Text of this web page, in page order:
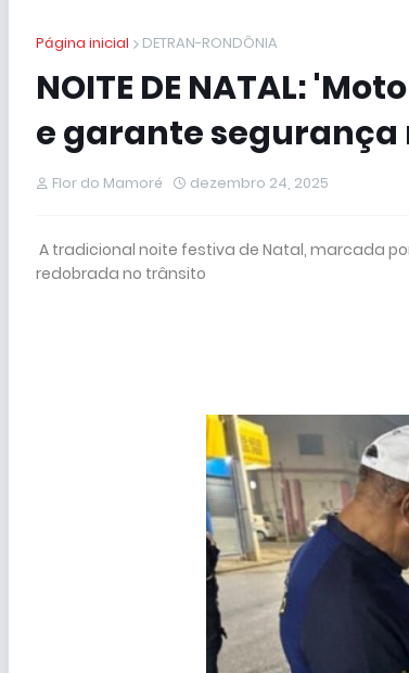
Página inicial DETRAN-RONDÔNIA
NOITE DE NATAL:
e garante segurança
Flor do Mamoré dezembro 24, 2025
A tradicional noite festiva de Natal, marcada
redobrada no trânsito